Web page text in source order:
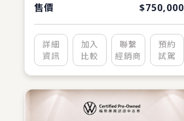
售價 $750,000
詳細
資訊
加入
比較
聯繫
經銷商
預約
試駕